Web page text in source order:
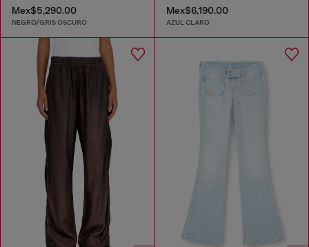
Mex$5,290.00
NEGRO/GRIS OSCURO
Mex$6,190.00
AZUL CLARO